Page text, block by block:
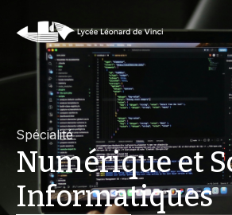
Spécialité
Numérique et
Informatiques